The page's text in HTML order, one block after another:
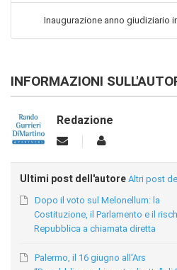
Inaugurazione anno giudiziario
INFORMAZIONI
Redazione
Ultimi post dell'autore Altri post
Dopo il voto sul Melonellum: la
Costituzione, il Parlamento e il
Repubblica a chiamata diretta
Palermo, il 16 giugno all'Ars